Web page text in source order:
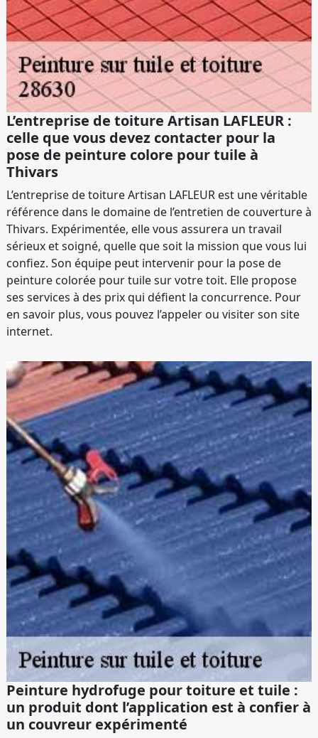
L’entreprise de toiture Artisan LAFLEUR :
celle que vous devez contacter pour la
pose de peinture colore pour tuile à
Thivars
L’entreprise de toiture Artisan LAFLEUR est une véritable
référence dans le domaine de l’entretien de couverture à
Thivars. Expérimentée, elle vous assurera un travail
sérieux et soigné, quelle que soit la mission que vous lui
confiez. Son équipe peut intervenir pour la pose de
peinture colorée pour tuile sur votre toit. Elle propose
ses services à des prix qui défient la concurrence. Pour
en savoir plus, vous pouvez l’appeler ou visiter son site
internet.
Peinture hydrofuge pour toiture et tuile :
un produit dont l’application est à confier à
un couvreur expérimenté